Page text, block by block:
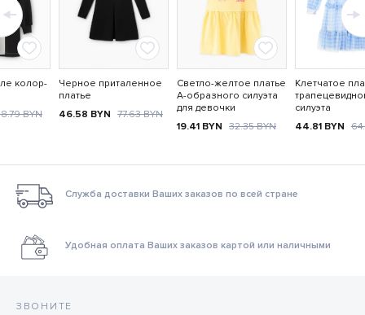
колор-
BYN
Черное приталенное
платье
46.58 BYN 77.63BYN
Светло-желтое платье
А-образного силуэта
для девочки
19.41 BYN 32.35BYN
Клетчатое
силуэта
44.81 BYN
Служба доставки Ваших заказов по всей стране
Удобная оплата Ваших заказов картой или наличными
ЗВОНИТЕ